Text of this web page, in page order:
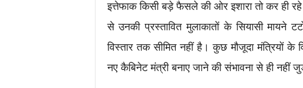
इत्तेफाक किसी बड़े फैसले की ओर इशारा तो कर ही
से उनकी प्रस्तावित मुलाकातों के सियासी मायने
विस्तार तक सीमित नहीं है। कुछ मौजूदा मंत्रियों के
नए कैबिनेट मंत्री बनाए जाने की संभावना से ही नहीं